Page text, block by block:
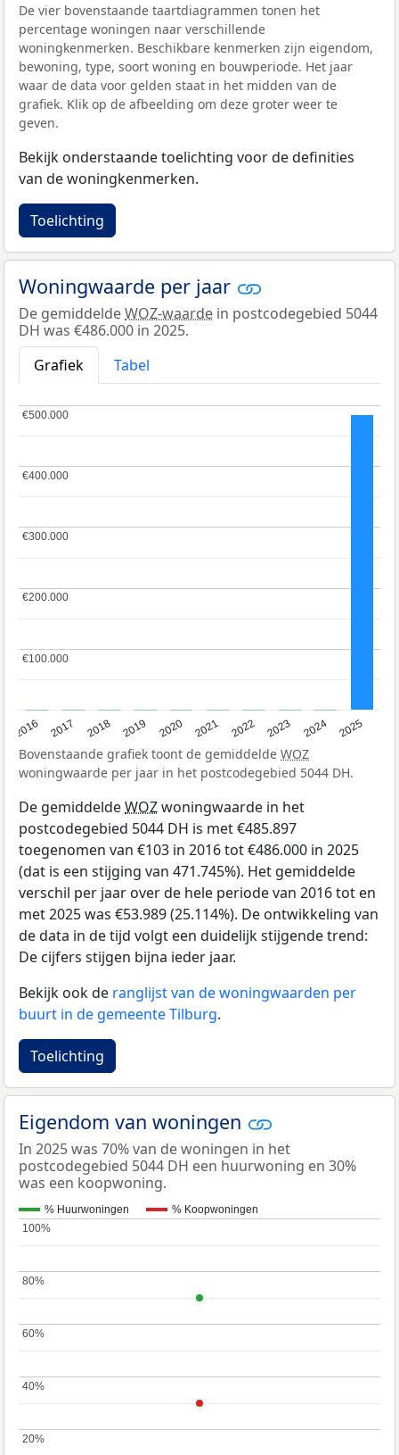
De vier bovenstaande taartdiagrammen tonen het
percentage woningen naar verschillende
woningkenmerken. Beschikbare kenmerken zijn eigendom,
bewoning, type, soort woning en bouwperiode. Het jaar
waar de data voor gelden staat in het midden van de
grafiek. Klik op de afbeelding om deze groter weer te
geven.
Bekijk onderstaande toelichting voor de definities
van de woningkenmerken.
Toelichting
Woningwaarde per jaar
De gemiddeldeWOZ-waarde in postcodegebied 5044
DH was €486.000 in 2025.
Grafiek
Tabel
2016 2017 2018 2019 2020 2021 2022 2023 2024 2025
€100.000
€100.000
€200.000
€200.000
€300.000
€300.000
€400.000
€400.000
€500.000
€500.000
Bovenstaande grafiek toont de gemiddelde WOZ
woningwaarde per jaar in het postcodegebied 5044 DH.
De gemiddeldeWOZwoningwaarde in het
postcodegebied 5044 DH is met €485.897
toegenomen van €103 in 2016 tot €486.000 in 2025
(dat is een stijging van 471.745%). Het gemiddelde
verschil per jaar over de hele periode van 2016 tot en
met 2025 was €53.989 (25.114%). De ontwikkeling van
de data in de tijd volgt een duidelijk stijgende trend:
De cijfers stijgen bijna ieder jaar.
Bekijk ook de ranglijst van de woningwaarden per
buurt in de gemeente Tilburg.
Toelichting
Eigendom van woningen
In 2025 was 70% van de woningen in het
postcodegebied 5044 DH een huurwoning en 30%
was een koopwoning.
% Huurwoningen % Koopwoningen
20%
20%
40%
40%
60%
60%
80%
80%
100%
100%